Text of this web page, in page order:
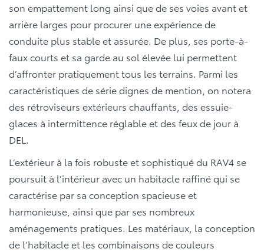
son empattement long ainsi que de ses voies avant et
arrière larges pour procurer une expérience de
conduite plus stable et assurée. De plus, ses porte-à-
faux courts et sa garde au sol élevée lui permettent
d’affronter pratiquement tous les terrains. Parmi les
caractéristiques de série dignes de mention, on notera
des rétroviseurs extérieurs chauffants, des essuie-
glaces à intermittence réglable et des feux de jour à
DEL.
L’extérieur à la fois robuste et sophistiqué du RAV4 se
poursuit à l’intérieur avec un habitacle raffiné qui se
caractérise par sa conception spacieuse et
harmonieuse, ainsi que par ses nombreux
aménagements pratiques. Les matériaux, la conception
de l’habitacle et les combinaisons de couleurs